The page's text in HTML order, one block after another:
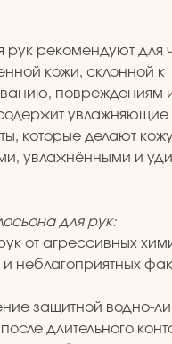
рук рекомендуют для
кожи, склонной к
повреждениям
которые делают
увлажнёнными и
для рук:
от агрессивных
и неблагоприятных
защитной водно-
длительного